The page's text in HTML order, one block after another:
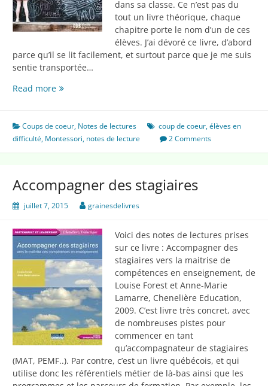
dans sa classe. Ce n’est pas du
tout un livre théorique, chaque
chapitre porte le nom d’un de ces
élèves. J’ai dévoré ce livre, d’abord
parce qu’il se lit facilement, et surtout parce que je me suis
sentie transportée…
Read moreQuand
aux
enfants
Coups de coeur, Notes de lectures coup de coeur,élèves en
difficulté, Montessori, notes de lecture 2 Comments
Accompagner des stagiaires
juillet 7, 2015 grainesdelivres
Voici des notes de lectures prises
sur ce livre : Accompagner des
stagiaires vers la maitrise de
compétences en enseignement, de
Louise Forest et Anne-Marie
Lamarre, Chenelière Education,
2009. C’est livre très concret, avec
de nombreuses pistes pour
commencer en tant
qu’accompagnateur de stagiaires
(MAT, PEMF..). Par contre, c’est un livre québécois, et qui
utilise donc les référentiels métier de là-bas ainsi que les